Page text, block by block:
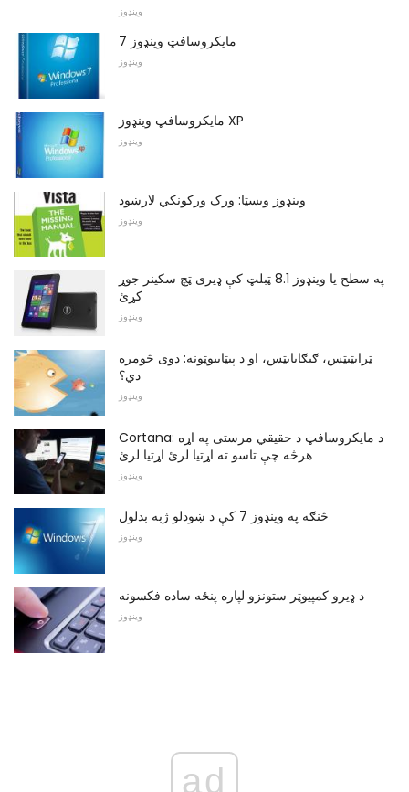
وینډوز
مایکروسافټ وینډوز 7
وینډوز
مایکروسافټ وینډوز XP
وینډوز
وینډوز ویسټا: ورک ورکونکي لارښود
وینډوز
په سطح یا وینډوز 8.1 ټبلټ کې ډیری ټچ سکینر جوړ
کړئ
وینډوز
ټرایټیټس، ګیګابایټس، او د پیټابیوټونه: دوی څومره
دي؟
وینډوز
Cortana: د مایکروسافټ د حقیقي مرستی په اړه
هرڅه چې تاسو ته اړتیا لرئ اړتیا لرئ
وینډوز
څنګه په وینډوز 7 کې د ښودلو ژبه بدلول
وینډوز
د ډیرو کمپیوټر ستونزو لپاره پنځه ساده فکسونه
وینډوز
ad